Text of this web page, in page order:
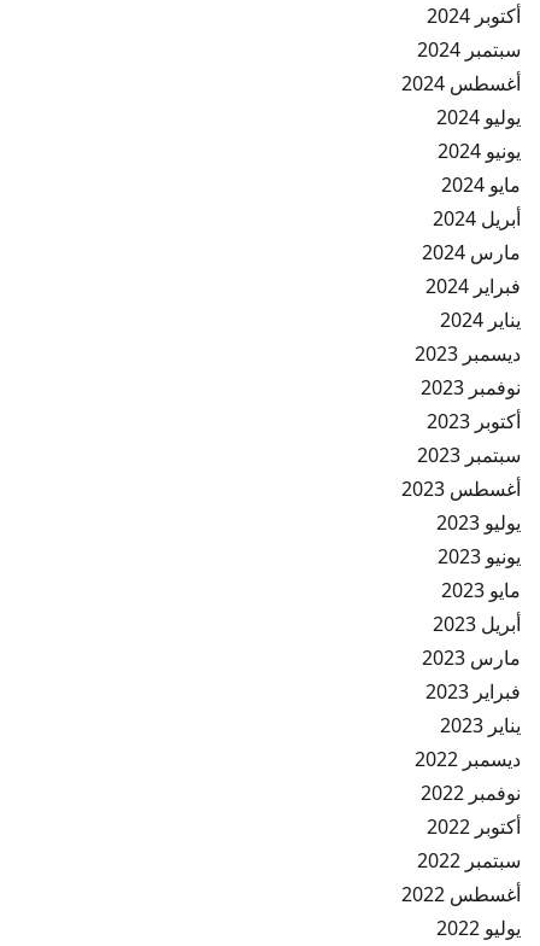
أكتوبر 2024
سبتمبر 2024
أغسطس 2024
يوليو 2024
يونيو 2024
مايو 2024
أبريل 2024
مارس 2024
فبراير 2024
يناير 2024
ديسمبر 2023
نوفمبر 2023
أكتوبر 2023
سبتمبر 2023
أغسطس 2023
يوليو 2023
يونيو 2023
مايو 2023
أبريل 2023
مارس 2023
فبراير 2023
يناير 2023
ديسمبر 2022
نوفمبر 2022
أكتوبر 2022
سبتمبر 2022
أغسطس 2022
يوليو 2022